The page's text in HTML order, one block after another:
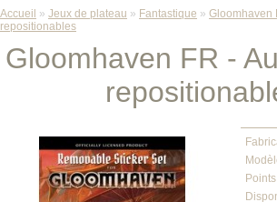
Accueil » Jeux de plateau » Fantastique » Gloomhaven
repositionables
Gloomhaven FR -